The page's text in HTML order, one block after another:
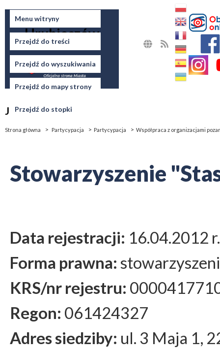
Menu witryny
Przejdź do treści
Przejdź do wyszukiwania
Przejdź do mapy strony
Przejdź do stopki
Miasto
Hrubieszów
Jesteś tutaj
Strona główna Partycypacja Partycypacja Współpraca z organizacjami
Stowarzyszenie
Data rejestracji: 16.04.2012 r.
Forma prawna:
KRS/nr rejestru:
Regon: 061424327
Adres siedziby: ul. 3 Maja 1,